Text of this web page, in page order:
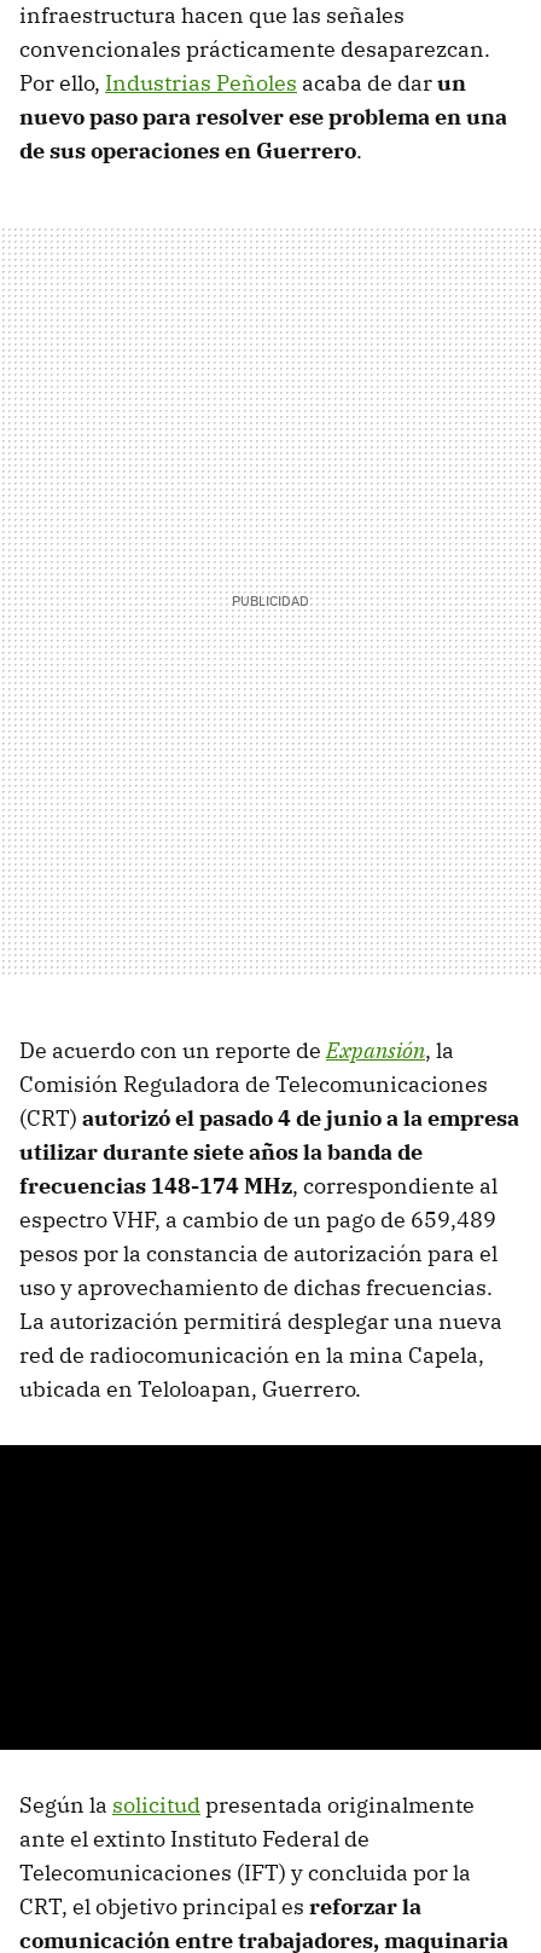
infraestructura hacen que las señales
convencionales prácticamente desaparezcan.
Por ello, Industrias Peñoles acaba de darun
nuevo paso para resolver ese problema en una
de sus operaciones en Guerrero.
De acuerdo con un reporte deExpansión, la
Comisión Reguladora de Telecomunicaciones
(CRT) autorizó el pasado 4 de junio a la empresa
utilizar durante siete años la banda de
frecuencias 148-174 MHz, correspondiente al
espectro VHF, a cambio de un pago de 659,489
pesos por la constancia de autorización para el
uso y aprovechamiento de dichas frecuencias.
La autorización permitirá desplegar una nueva
red de radiocomunicación en la mina Capela,
ubicada en Teloloapan, Guerrero.
Según la solicitudpresentada originalmente
ante el extinto Instituto Federal de
Telecomunicaciones (IFT) y concluida por la
CRT, el objetivo principal es reforzar la
comunicación entre trabajadores, maquinaria